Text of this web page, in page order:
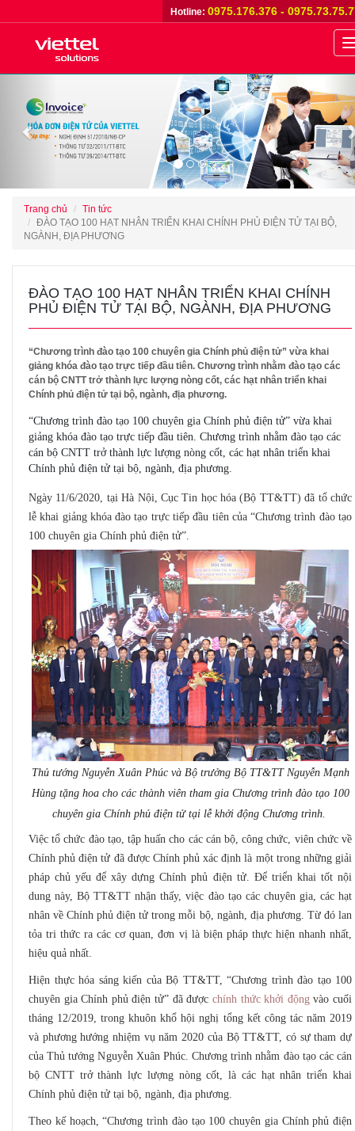
Hotline: 0975.176.376 -
Trang chủ
Tin tức
ĐÀO TẠO 100 HẠT NHÂN TRIỂN KHAI CHÍNH PHỦ ĐIỆN TỬ TẠI BỘ,
NGÀNH, ĐỊA PHƯƠNG
ĐÀO TẠO 100 HẠT NHÂN TRIỂN KHAI CHÍNH
PHỦ ĐIỆN TỬ TẠI BỘ, NGÀNH, ĐỊA PHƯƠNG
“Chương trình đào tạo 100 chuyên gia Chính phủ điện tử” vừa khai
giảng khóa đào tạo trực tiếp đầu tiên. Chương trình nhằm đào tạo các
cán bộ CNTT trở thành lực lượng nòng cốt, các hạt nhân triển khai
Chính phủ điện tử tại bộ, ngành, địa phương.
“Chương trình đào tạo 100 chuyên gia Chính phủ điện tử” vừa khai
giảng khóa đào tạo trực tiếp đầu tiên. Chương trình nhằm đào tạo các
cán bộ CNTT trở thành lực lượng nòng cốt, các hạt nhân triển khai
Chính phủ điện tử tại bộ, ngành, địa phương.
Ngày 11/6/2020, tại Hà Nội, Cục Tin học hóa (Bộ TT&TT) đã tổ chức
lễ khai giảng khóa đào tạo trực tiếp đầu tiên của “Chương trình đào tạo
100 chuyên gia Chính phủ điện tử”.
Thủ tướng Nguyễn Xuân Phúc và Bộ trưởng Bộ TT&TT Nguyễn Mạnh
Hùng tặng hoa cho các thành viên tham gia Chương trình đào tạo 100
chuyên gia Chính phủ điện tử tại lễ khởi động Chương trình.
Việc tổ chức đào tạo, tập huấn cho các cán bộ, công chức, viên chức về
Chính phủ điện tử đã được Chính phủ xác định là một trong những giải
pháp chủ yếu để xây dựng Chính phủ điện tử. Để triển khai tốt nội
dung này, Bộ TT&TT nhận thấy, việc đào tạo các chuyên gia, các hạt
nhân về Chính phủ điện tử trong mỗi bộ, ngành, địa phương. Từ đó lan
tỏa tri thức ra các cơ quan, đơn vị là biện pháp thực hiện nhanh nhất,
hiệu quả nhất.
Hiện thực hóa sáng kiến của Bộ TT&TT, “Chương trình đào tạo 100
chuyên gia Chính phủ điện tử” đã được chính thức khởi độngvào cuối
tháng 12/2019, trong khuôn khổ hội nghị tổng kết công tác năm 2019
và phương hướng nhiệm vụ năm 2020 của Bộ TT&TT, có sự tham dự
của Thủ tướng Nguyễn Xuân Phúc. Chương trình nhằm đào tạo các cán
bộ CNTT trở thành lực lượng nòng cốt, là các hạt nhân triển khai
Chính phủ điện tử tại bộ, ngành, địa phương.
Theo kế hoạch, “Chương trình đào tạo 100 chuyên gia Chính phủ điện